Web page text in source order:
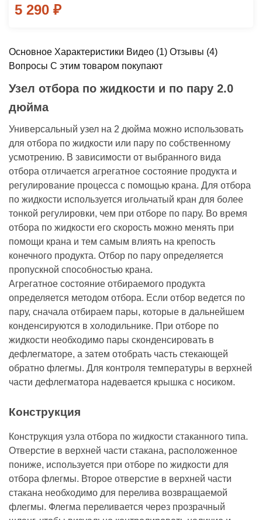
5 290 ₽
Основное Характеристики Видео (1) Отзывы (4)
Вопросы С этим товаром покупают
Узел отбора по жидкости и по пару 2.0
дюйма
Универсальный узел на 2 дюйма можно использовать
для отбора по жидкости или пару по собственному
усмотрению. В зависимости от выбранного вида
отбора отличается агрегатное состояние продукта и
регулирование процесса с помощью крана. Для отбора
по жидкости используется игольчатый кран для более
тонкой регулировки, чем при отборе по пару. Во время
отбора по жидкости его скорость можно менять при
помощи крана и тем самым влиять на крепость
конечного продукта. Отбор по пару определяется
пропускной способностью крана.
Агрегатное состояние отбираемого продукта
определяется методом отбора. Если отбор ведется по
пару, сначала отбираем пары, которые в дальнейшем
конденсируются в холодильнике. При отборе по
жидкости необходимо пары сконденсировать в
дефлегматоре, а затем отобрать часть стекающей
обратно флегмы. Для контроля температуры в верхней
части дефлегматора надевается крышка с носиком.
Конструкция
Конструкция узла отбора по жидкости стаканного типа.
Отверстие в верхней части стакана, расположенное
пониже, используется при отборе по жидкости для
отбора флегмы. Второе отверстие в верхней части
стакана необходимо для перелива возвращаемой
флегмы. Флегма переливается через прозрачный